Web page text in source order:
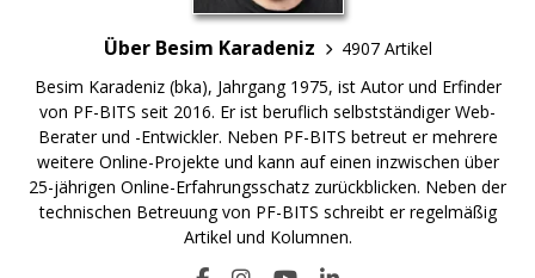
Über Besim Karadeniz
4907 Artikel
Besim Karadeniz (bka), Jahrgang 1975, ist Autor und Erfinder
von PF-BITS seit 2016. Er ist beruflich selbstständiger Web-
Berater und -Entwickler. Neben PF-BITS betreut er mehrere
weitere Online-Projekte und kann auf einen inzwischen über
25-jährigen Online-Erfahrungsschatz zurückblicken. Neben der
technischen Betreuung von PF-BITS schreibt er regelmäßig
Artikel und Kolumnen.